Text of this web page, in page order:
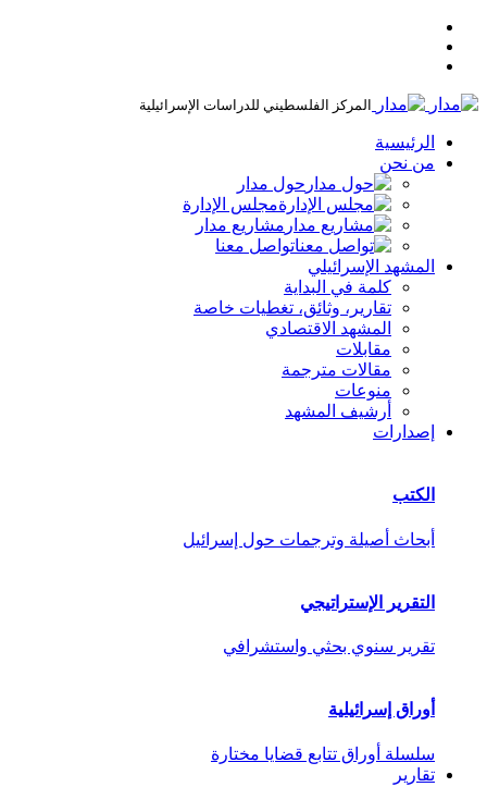
المركز الفلسطيني للدراسات الإسرائيلية
الرئيسية
من نحن
حول مدار
مجلس الإدارة
مشاريع مدار
تواصل معنا
المشهد الإسرائيلي
كلمة في البداية
تقارير، وثائق، تغطيات خاصة
المشهد الاقتصادي
مقابلات
مقالات مترجمة
منوعات
أرشيف المشهد
إصدارات
الكتب
أبحاث أصيلة وترجمات حول إسرائيل
التقرير الإستراتيجي
تقرير سنوي بحثي واستشرافي
أوراق إسرائيلية
سلسلة أوراق تتابع قضايا مختارة
تقارير